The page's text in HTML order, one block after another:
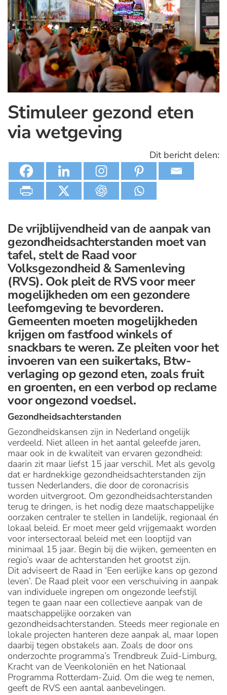
Stimuleer gezond eten
via wetgeving
Dit bericht delen:
De vrijblijvendheid van de aanpak van
gezondheidsachterstanden moet van
tafel, stelt de Raad voor
Volksgezondheid & Samenleving
(RVS). Ook pleit de RVS voor meer
mogelijkheden om een gezondere
leefomgeving te bevorderen.
Gemeenten moeten mogelijkheden
krijgen om fastfood winkels of
snackbars te weren. Ze pleiten voor het
invoeren van een suikertaks, Btw-
verlaging op gezond eten, zoals fruit
en groenten, en een verbod op reclame
voor ongezond voedsel.
Gezondheidsachterstanden
Gezondheidskansen zijn in Nederland ongelijk
verdeeld. Niet alleen in het aantal geleefde jaren,
maar ook in de kwaliteit van ervaren gezondheid:
daarin zit maar liefst 15 jaar verschil. Met als gevolg
dat er hardnekkige gezondheidsachterstanden zijn
tussen Nederlanders, die door de coronacrisis
worden uitvergroot. Om gezondheidsachterstanden
terug te dringen, is het nodig deze maatschappelijke
oorzaken centraler te stellen in landelijk, regionaal én
lokaal beleid. Er moet meer geld vrijgemaakt worden
voor intersectoraal beleid met een looptijd van
minimaal 15 jaar. Begin bij die wijken, gemeenten en
regio’s waar de achterstanden het grootst zijn.
Dit adviseert de Raad in ‘Een eerlijke kans op gezond
leven’. De Raad pleit voor een verschuiving in aanpak
van individuele ingrepen om ongezonde leefstijl
tegen te gaan naar een collectieve aanpak van de
maatschappelijke oorzaken van
gezondheidsachterstanden. Steeds meer regionale en
lokale projecten hanteren deze aanpak al, maar lopen
daarbij tegen obstakels aan. Zoals de door ons
onderzochte programma’s Trendbreuk Zuid-Limburg,
Kracht van de Veenkoloniën en het Nationaal
Programma Rotterdam-Zuid. Om die weg te nemen,
geeft de RVS een aantal aanbevelingen.